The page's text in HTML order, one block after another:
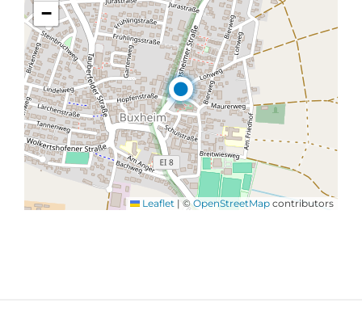
−
Leaflet | ©OpenStreetMap contributors